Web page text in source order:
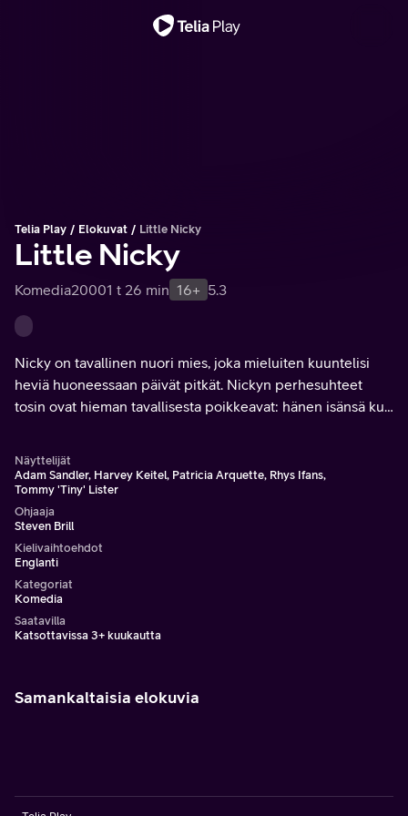
Telia Play Elokuvat Little Nicky
Little Nicky
Komedia20001 t 26 min 16+ 5.3
Nicky on tavallinen nuori mies, joka mieluiten kuuntelisi
heviä huoneessaan päivät pitkät. Nickyn perhesuhteet
tosin ovat hieman tavallisesta poikkeavat: hänen isänsä kun
Näyttelijät
Adam Sandler, Harvey Keitel, Patricia Arquette, Rhys Ifans,
Tommy 'Tiny' Lister
Ohjaaja
Steven Brill
Kielivaihtoehdot
Englanti
Kategoriat
Komedia
Saatavilla
Katsottavissa 3+ kuukautta
Samankaltaisia elokuvia